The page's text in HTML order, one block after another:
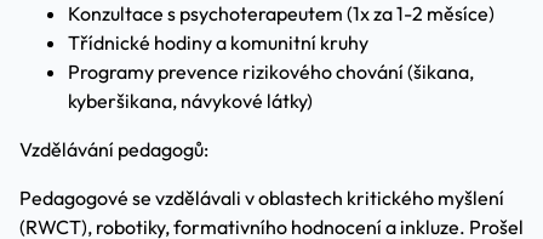
Konzultace s psychoterapeutem (1x za 1-2 měsíce)
Třídnické hodiny a komunitní kruhy
Programy prevence rizikového chování (šikana,
kyberšikana, návykové látky)
Vzdělávání pedagogů:
Pedagogové se vzdělávali v oblastech kritického myšlení
(RWCT), robotiky, formativního hodnocení a inkluze. Prošel